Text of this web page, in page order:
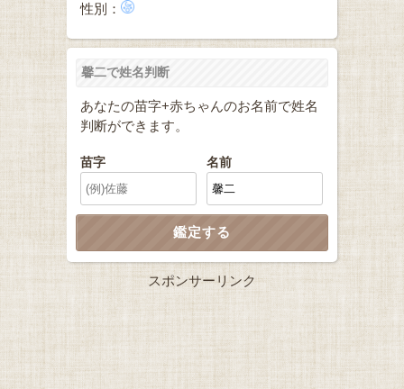
性別：
馨二で姓名判断
あなたの苗字+赤ちゃんのお名前で姓名
判断ができます。
苗字 名前
スポンサーリンク